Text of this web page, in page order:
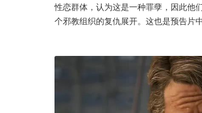
性恋群体，认为这是一种罪孽，因此他
个邪教组织的复仇展开。这也是预告片